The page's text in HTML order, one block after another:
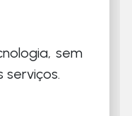
sem
serviços.